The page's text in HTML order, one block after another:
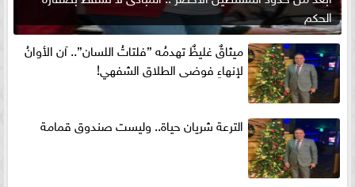
الحكم
ميثاقٌ غليظٌ تهدمُه ”فلتاتُ اللسان”.. آن الأوانُ
لإنهاءِ فوضى الطلاق الشفهي!
الترعة شريان حياة.. وليست صندوق قمامة